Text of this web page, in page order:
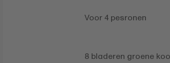
Voor 4 pesronen
8 bladeren groene